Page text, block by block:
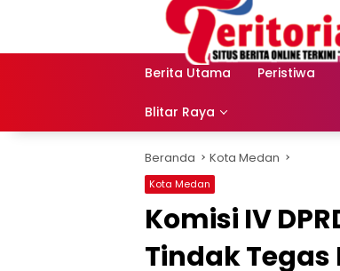
Berita Utama Peristiwa
Blitar Raya
Beranda Kota Medan
Kota Medan
Komisi IV
Tindak